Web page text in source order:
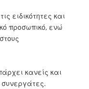
ειδικότητες και
προσωπικό, ενώ
κανείς και
συνεργάτες.